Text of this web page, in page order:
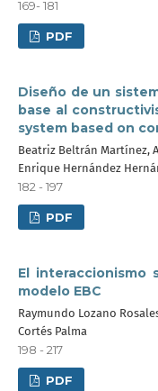
169- 181
PDF
Diseño de un
base al
system based on
Beatriz Beltrán Martínez,
Enrique Hernández
182 - 197
PDF
El interaccionismo
modelo EBC
Raymundo Lozano
Cortés Palma
198 - 217
PDF